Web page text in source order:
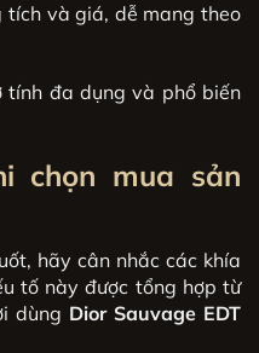
tích và giá, dễ mang theo
tính đa dụng và phổ biến
chọn mua sản
hãy cân nhắc các khía
tố này được tổng hợp từ
dùng Dior Sauvage EDT